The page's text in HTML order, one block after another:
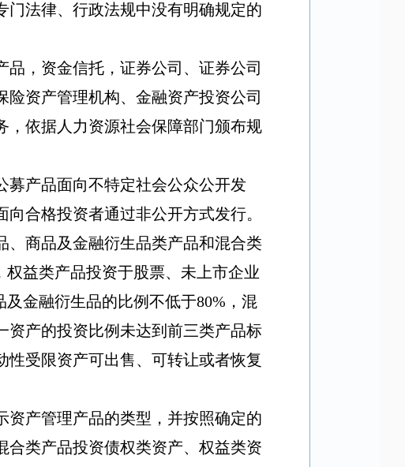
法律、行政法规中没有明确规定的
，资金信托，证券公司、证券公司
资产管理机构、金融资产投资公司
，依据人力资源社会保障部门颁布规
募产品面向不特定社会公众公开发
合格投资者通过非公开方式发行。
、商品及金融衍生品类产品和混合类
权益类产品投资于股票、未上市企业
及金融衍生品的比例不低于80% ，混
资产的投资比例未达到前三类产品标
受限资产可出售、可转让或者恢复
产管理产品的类型，并按照确定的
合类产品投资债权类资产、权益类资